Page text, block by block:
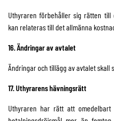
Uthyraren förbehåller sig rätten till
kan relateras till det allmänna
16. Ändringar av avtalet
Ändringar och tillägg av avtalet skall
17. Uthyrarens hävningsrätt
Uthyraren har rätt att